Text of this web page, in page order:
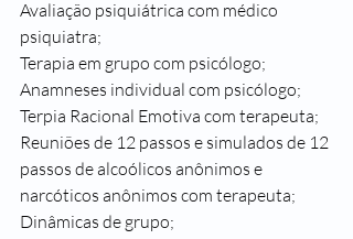
Avaliação psiquiátrica com médico
psiquiatra;
Terapia em grupo com psicólogo;
Anamneses individual com psicólogo;
Terpia Racional Emotiva com terapeuta;
Reuniões de 12 passos e simulados de 12
passos de alcoólicos anônimos e
narcóticos anônimos com terapeuta;
Dinâmicas de grupo;